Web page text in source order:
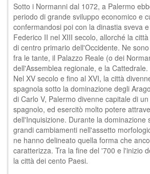
Sotto i Normanni dal 1072, a Palermo
periodo di grande sviluppo economico e
confermandosi poi con la dinastia sveva
Federico II nel XIII secolo, allorché la
di centro primario dell'Occidente. Ne
fra le tante, il Palazzo Reale (o dei
dell'Assemblea regionale, e la Cattedrale.
Nel XV secolo e fino al XVI, la città
spagnola sotto la dominazione degli
di Carlo V, Palermo divenne capitale di
spagnolo, ed esercitò molto potere
dell'Inquisizione. Durante la dominazione
grandi cambiamenti nell'assetto
ne hanno delineato quella forma che
caratterizza. Tra la fine del '700 e l'inizio
la città dei cento Paesi.